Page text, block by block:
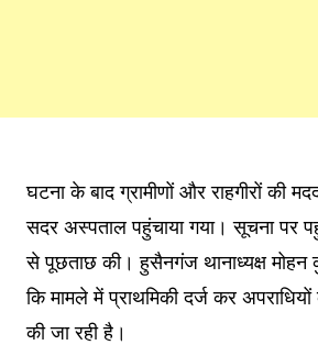
घटना के बाद ग्रामीणों और राहगीरों की
सदर अस्पताल पहुंचाया गया। सूचना पर
से पूछताछ की। हुसैनगंज थानाध्यक्ष मोहन
कि मामले में प्राथमिकी दर्ज कर
की जा रही है।